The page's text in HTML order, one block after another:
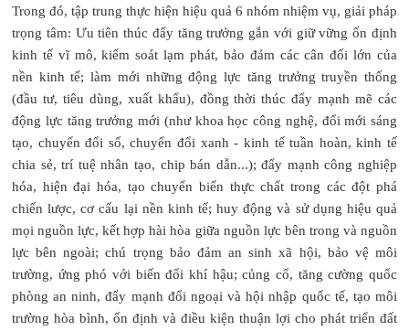
Trong đó, tập trung thực hiện hiệu quả 6 nhóm nhiệm vụ, giải pháp
trọng tâm: Ưu tiên thúc đẩy tăng trưởng gắn với giữ vững ổn định
kinh tế vĩ mô, kiểm soát lạm phát, bảo đảm các cân đối lớn của
nền kinh tế; làm mới những động lực tăng trưởng truyền thống
(đầu tư, tiêu dùng, xuất khẩu), đồng thời thúc đẩy mạnh mẽ các
động lực tăng trưởng mới (như khoa học công nghệ, đổi mới sáng
tạo, chuyển đổi số, chuyển đổi xanh - kinh tế tuần hoàn, kinh tế
chia sẻ, trí tuệ nhân tạo, chip bán dẫn...); đẩy mạnh công nghiệp
hóa, hiện đại hóa, tạo chuyển biến thực chất trong các đột phá
chiến lược, cơ cấu lại nền kinh tế; huy động và sử dụng hiệu quả
mọi nguồn lực, kết hợp hài hòa giữa nguồn lực bên trong và nguồn
lực bên ngoài; chú trọng bảo đảm an sinh xã hội, bảo vệ môi
trường, ứng phó với biến đổi khí hậu; củng cố, tăng cường quốc
phòng an ninh, đẩy mạnh đối ngoại và hội nhập quốc tế, tạo môi
trường hòa bình, ổn định và điều kiện thuận lợi cho phát triển đất